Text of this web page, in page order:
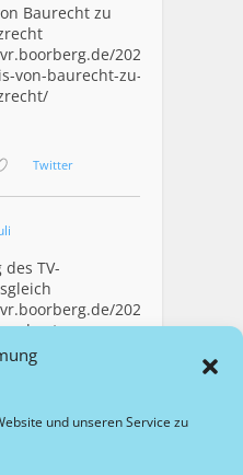
und unseren Service zu
Baurecht zu
2026/08/0
von-baurecht-zu-
Twitter
TV-
2026/07/3
des-tv-
1 Twitter